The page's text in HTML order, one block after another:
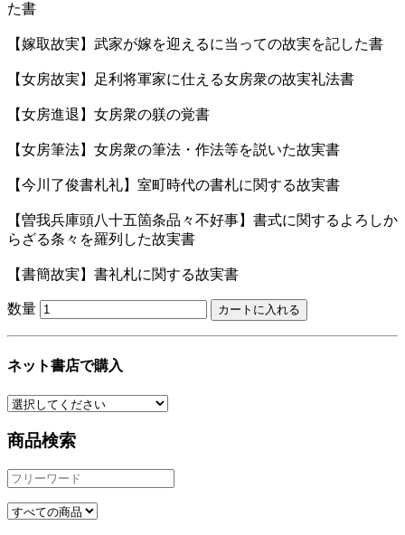
た書
【嫁取故実】武家が嫁を迎えるに当っての故実を記した書
【女房故実】足利将軍家に仕える女房衆の故実礼法書
【女房進退】女房衆の躾の覚書
【女房筆法】女房衆の筆法・作法等を説いた故実書
【今川了俊書札礼】室町時代の書札に関する故実書
【曽我兵庫頭八十五箇条品々不好事】書式に関するよろしか
らざる条々を羅列した故実書
【書簡故実】書礼札に関する故実書
数量
ネット書店で購入
商品検索